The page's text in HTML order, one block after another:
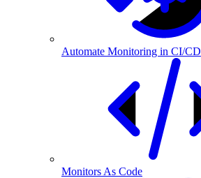
Automate Monitoring in CI/CD
Monitors As Code